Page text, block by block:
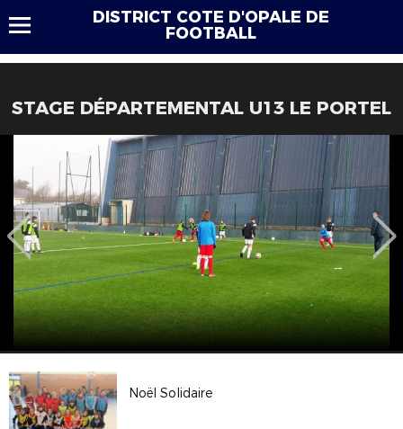
DISTRICT COTE D'OPALE DE
FOOTBALL
STAGE DÉPARTEMENTAL U13 LE PORTEL
Noël Solidaire